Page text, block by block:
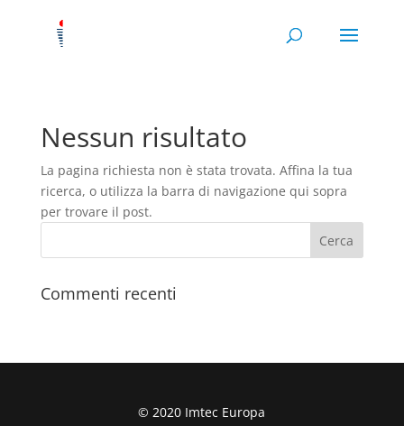
Nessun risultato
La pagina richiesta non è stata trovata. Affina la tua
ricerca, o utilizza la barra di navigazione qui sopra
per trovare il post.
Commenti recenti
© 2020 Imtec Europa